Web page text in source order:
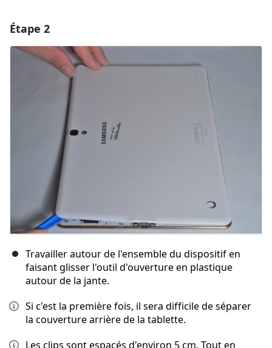
Étape 2
Travailler autour de l'ensemble du dispositif en
faisant glisser l'outil d'ouverture en plastique
autour de la jante.
Si c'est la première fois, il sera difficile de séparer
la couverture arrière de la tablette.
Les clips sont espacés d'environ 5 cm. Tout en